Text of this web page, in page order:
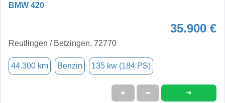
BMW 420
35.900 €
Reutlingen / Betzingen, 72770
44.300 km Benzin 135 kw (184 PS)
★ ➦ ➜